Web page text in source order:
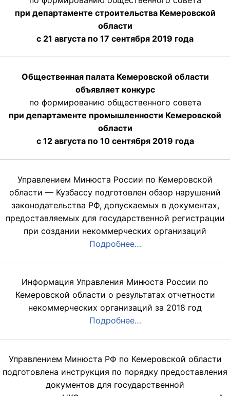
при департаменте строительства Кемеровской
области
с 21 августа по 17 сентября 2019 года
Общественная палата Кемеровской области
объявляет конкурс
по формированию общественного совета
при департаменте промышленности Кемеровской
области
с 12 августа по 10 сентября 2019 года
Управлением Минюста России по Кемеровской
области — Кузбассу подготовлен обзор нарушений
законодательства РФ, допускаемых в документах,
предоставляемых для государственной регистрации
при создании некоммерческих организаций
Подробнее…
Информация Управления Минюста России по
Кемеровской области о результатах отчетности
некоммерческих организаций за 2018 год
Подробнее…
Управлением Минюста РФ по Кемеровской области
подготовлена инструкция по порядку предоставления
документов для государственной